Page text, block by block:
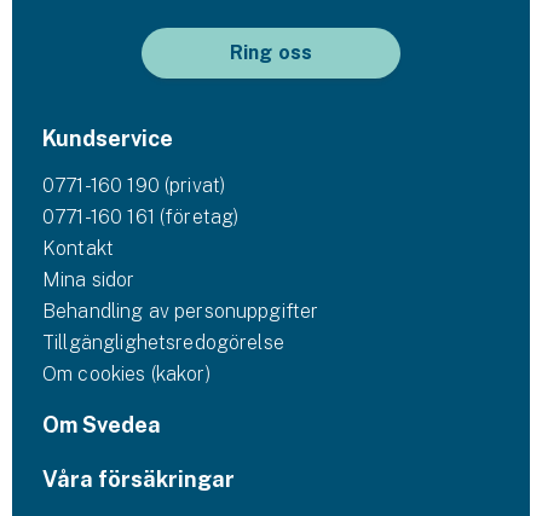
Ring oss
Kundservice
0771-160 190 (privat)
0771-160 161 (företag)
Kontakt
Mina sidor
Behandling av personuppgifter
Tillgänglighetsredogörelse
Om cookies (kakor)
Om Svedea
Våra försäkringar